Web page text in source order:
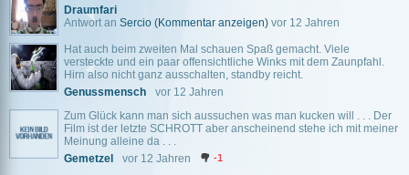
Draumfari
Antwort an Sercio (Kommentar anzeigen) vor 12 Jahren
Hat auch beim zweiten Mal schauen Spaß gemacht. Viele
versteckte und ein paar offensichtliche Winks mit dem Zaunpfahl.
Hirn also nicht ganz ausschalten, standby reicht.
Genussmensch
vor 12 Jahren
Zum Glück kann man sich aussuchen was man kucken will . . . Der
Film ist der letzte SCHROTT aber anscheinend stehe ich mit meiner
Meinung alleine da . . .
Gemetzel
vor 12 Jahren -1